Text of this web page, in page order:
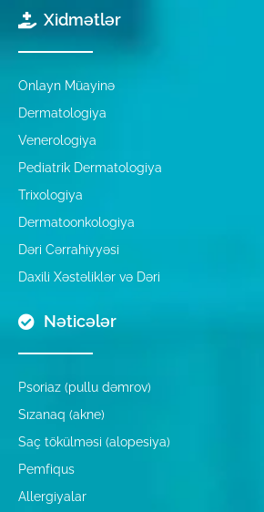
Xidmətlər
Onlayn Müayinə
Dermatologiya
Venerologiya
Pediatrik Dermatologiya
Trixologiya
Dermatoonkologiya
Dəri Cərrahiyyəsi
Daxili Xəstəliklər və Dəri
Nəticələr
Psoriaz (pullu dəmrov)
Sızanaq (akne)
Saç tökülməsi (alopesiya)
Pemfiqus
Allergiyalar